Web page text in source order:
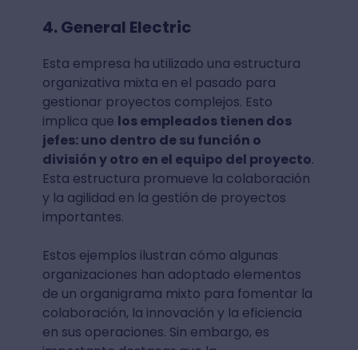
4. General Electric
Esta empresa ha utilizado una estructura
organizativa mixta en el pasado para
gestionar proyectos complejos. Esto
implica que los empleados tienen dos
jefes: uno dentro de su función o
división y otro en el equipo del proyecto.
Esta estructura promueve la colaboración
y la agilidad en la gestión de proyectos
importantes.
Estos ejemplos ilustran cómo algunas
organizaciones han adoptado elementos
de un organigrama mixto para fomentar la
colaboración, la innovación y la eficiencia
en sus operaciones. Sin embargo, es